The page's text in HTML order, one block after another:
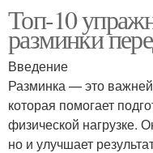
Топ-10
разминки
Введение
Разминка — это
которая помогает
физической нагрузке.
но и улучшает